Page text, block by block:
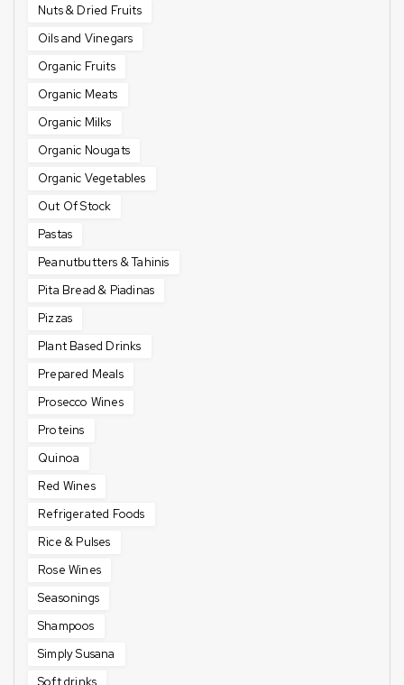
Nuts & Dried Fruits
Oils and Vinegars
Organic Fruits
Organic Meats
Organic Milks
Organic Nougats
Organic Vegetables
Out Of Stock
Pastas
Peanutbutters & Tahinis
Pita Bread & Piadinas
Pizzas
Plant Based Drinks
Prepared Meals
Prosecco Wines
Proteins
Quinoa
Red Wines
Refrigerated Foods
Rice & Pulses
Rose Wines
Seasonings
Shampoos
Simply Susana
Soft drinks